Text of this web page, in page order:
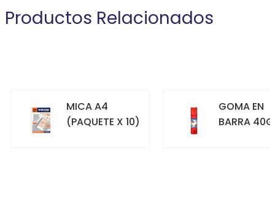
Productos Relacionados
MICA A4
(PAQUETE X 10)
GOMA EN
BARRA